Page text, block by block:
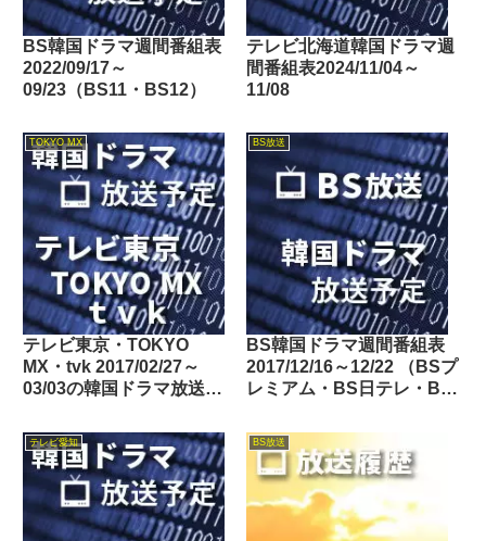
BS韓国ドラマ週間番組表
2022/09/17～
09/23（BS11・BS12）
テレビ北海道韓国ドラマ週
間番組表2024/11/04～
11/08
TOKYO MX
テレビ東京・TOKYO
MX・tvk 2017/02/27～
03/03の韓国ドラマ放送予
BS放送
BS韓国ドラマ週間番組表
2017/12/16～12/22 （BSプ
レミアム・BS日テレ・BS
パン・BSフジ）
テレビ愛知 BS放送